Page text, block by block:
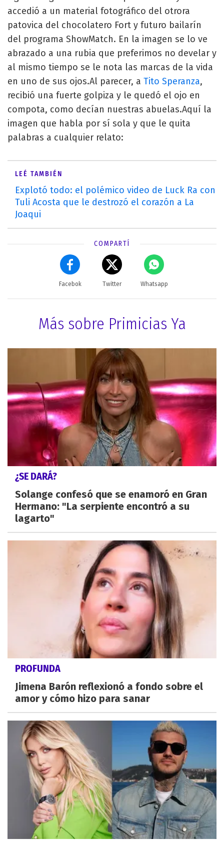
accedió a un material fotográfico del otrora
patovica del chocolatero Fort y futuro bailarín
del programa ShowMatch. En la imagen se lo ve
abrazado a una rubia que preferimos no develar y
al mismo tiempo se le nota las marcas de la vida
en uno de sus ojos.Al parecer, a Tito Speranza,
recibió una fuerte golpiza y le quedó el ojo en
compota, como decían nuestras abuelas.Aquí la
imagen que habla por sí sola y que le quita
palabras a cualquier relato:
LEÉ TAMBIÉN
Explotó todo: el polémico video de Luck Ra con
Tuli Acosta que le destrozó el corazón a La
Joaqui
COMPARTÍ
Facebok Twitter Whatsapp
Más sobre Primicias Ya
¿SE DARÁ?
Solange confesó que se enamoró en Gran
Hermano: "La serpiente encontró a su
lagarto"
PROFUNDA
Jimena Barón reflexionó a fondo sobre el
amor y cómo hizo para sanar